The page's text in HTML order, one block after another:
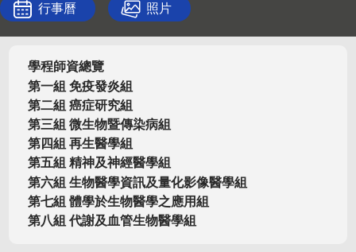
行事曆 照片
學程師資總覽
第一組 免疫發炎組
第二組 癌症研究組
第三組 微生物暨傳染病組
第四組 再生醫學組
第五組 精神及神經醫學組
第六組 生物醫學資訊及量化影像醫學組
第七組 體學於生物醫學之應用組
第八組 代謝及血管生物醫學組